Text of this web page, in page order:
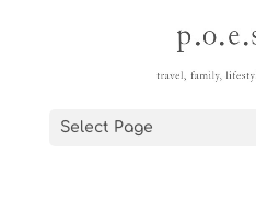
Select Page